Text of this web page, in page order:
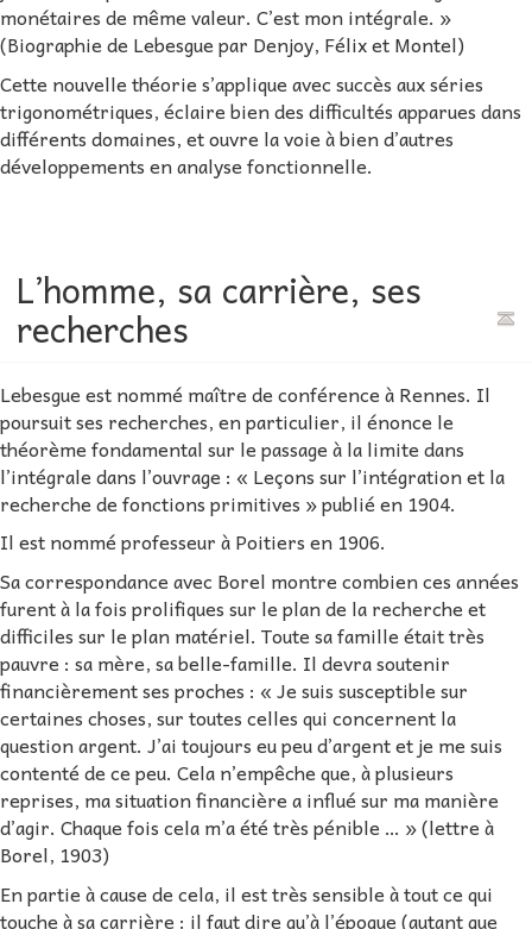
monétaires de même valeur. C’est mon intégrale. »
(Biographie de Lebesgue par Denjoy, Félix et Montel)
Cette nouvelle théorie s’applique avec succès aux séries
trigonométriques, éclaire bien des difficultés apparues dans
différents domaines, et ouvre la voie à bien d’autres
développements en analyse fonctionnelle.
L’homme, sa carrière, ses
recherches
Lebesgue est nommé maître de conférence à Rennes. Il
poursuit ses recherches, en particulier, il énonce le
théorème fondamental sur le passage à la limite dans
l’intégrale dans l’ouvrage : « Leçons sur l’intégration et la
recherche de fonctions primitives » publié en 1904.
Il est nommé professeur à Poitiers en 1906.
Sa correspondance avec Borel montre combien ces années
furent à la fois prolifiques sur le plan de la recherche et
difficiles sur le plan matériel. Toute sa famille était très
pauvre : sa mère, sa belle-famille. Il devra soutenir
financièrement ses proches : « Je suis susceptible sur
certaines choses, sur toutes celles qui concernent la
question argent. J’ai toujours eu peu d’argent et je me suis
contenté de ce peu. Cela n’empêche que, à plusieurs
reprises, ma situation financière a influé sur ma manière
d’agir. Chaque fois cela m’a été très pénible … » (lettre à
Borel, 1903)
En partie à cause de cela, il est très sensible à tout ce qui
touche à sa carrière : il faut dire qu’à l’époque (autant que